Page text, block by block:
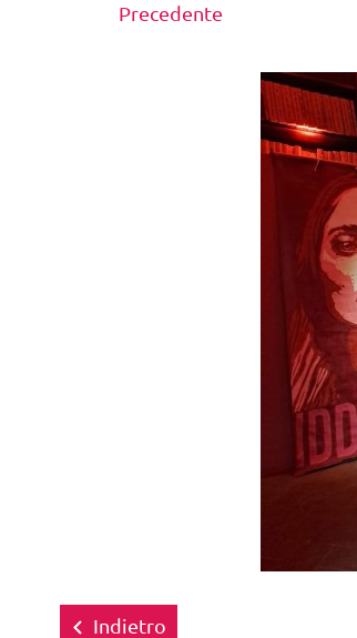
Precedente
Indietro